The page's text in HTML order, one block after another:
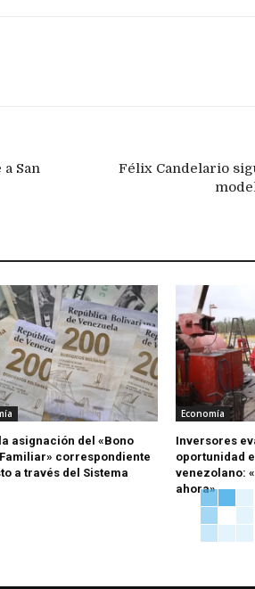
San
Félix Candelario
asignación del «Bono
correspondiente
a través del Sistema
Economía
Inversores
oportunidad
venezolano:
ahora»